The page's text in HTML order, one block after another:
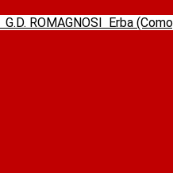
G.D. ROMAGNOSI Erba